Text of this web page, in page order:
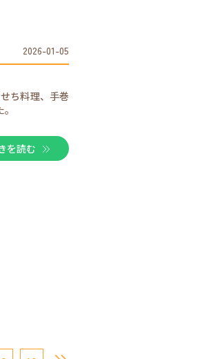
2026-01-05
ち料理、手巻
を読む